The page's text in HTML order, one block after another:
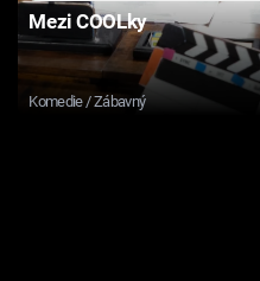
Mezi COOLky
Komedie / Zábavný